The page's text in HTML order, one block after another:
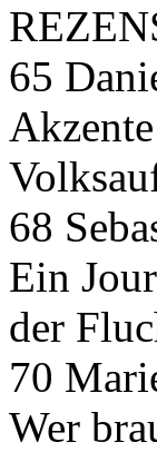
65
68
Ein
der
70
Wer